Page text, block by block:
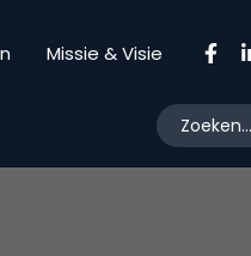
Missie & Visie